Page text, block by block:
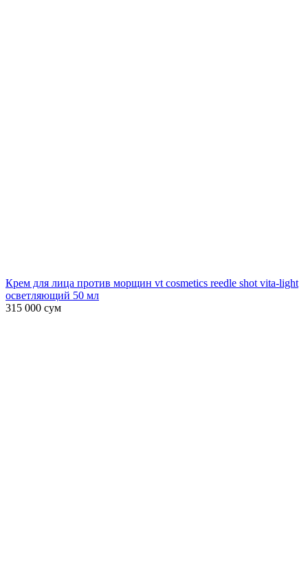
Крем для лица против морщин vt cosmetics reedle shot vita-light
осветляющий 50 мл
315 000 сум